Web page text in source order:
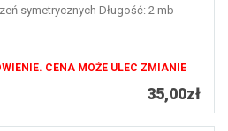
symetrycznych Długość: 2 mb
CENA MOŻE ULEC ZMIANIE
35,00zł